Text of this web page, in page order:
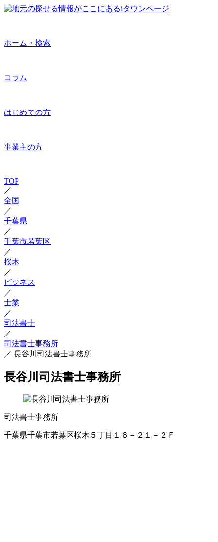
ホーム・検索
コラム
はじめての方
事業主の方
TOP
／
全国
／
千葉県
／
千葉市若葉区
／
桜木
／
ビジネス
／
士業
／
司法書士
／
司法書士事務所
／ 長谷川司法書士事務所
長谷川司法書士事務所
司法書士事務所
千葉県千葉市若葉区桜木５丁目１６－２１－２Ｆ